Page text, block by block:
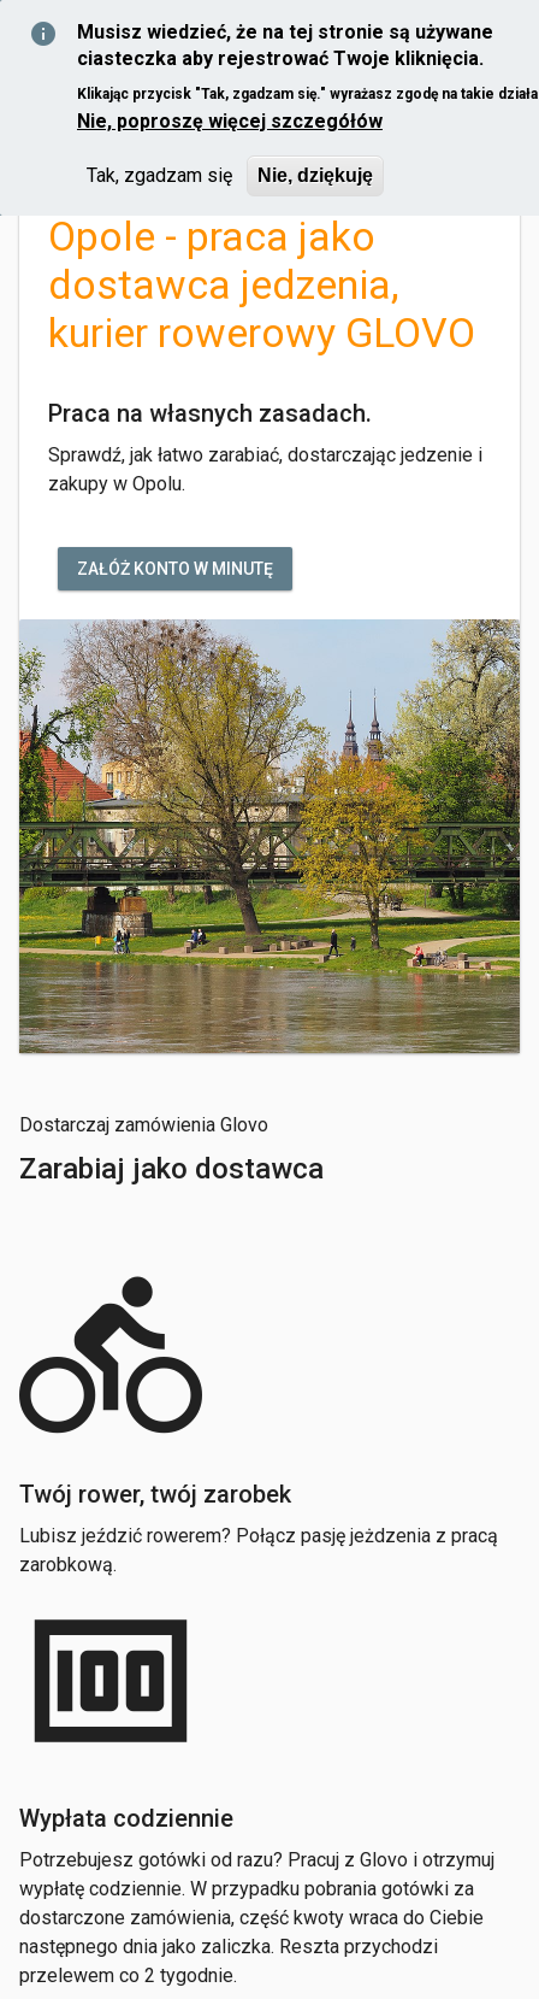
Musisz wiedzieć, że na tej stronie są używane
ciasteczka aby rejestrować Twoje kliknięcia.
Klikając przycisk "Tak, zgadzam się." wyrażasz zgodę na takie
Nie, poproszę więcej szczegółów
Tak, zgadzam się Nie, dziękuję
Home
Opole - praca jako
dostawca jedzenia,
kurier rowerowy GLOVO
Praca na własnych zasadach.
Sprawdź, jak łatwo zarabiać, dostarczając jedzenie i
zakupy w Opolu.
ZAŁÓŻ KONTO W MINUTĘ
Dostarczaj zamówienia Glovo
Zarabiaj jako dostawca
directions_bike
Twój rower, twój zarobek
Lubisz jeździć rowerem? Połącz pasję jeżdzenia z pracą
zarobkową.
money
Wypłata codziennie
Potrzebujesz gotówki od razu? Pracuj z Glovo i otrzymuj
wypłatę codziennie. W przypadku pobrania gotówki za
dostarczone zamówienia, część kwoty wraca do Ciebie
następnego dnia jako zaliczka. Reszta przychodzi
przelewem co 2 tygodnie.